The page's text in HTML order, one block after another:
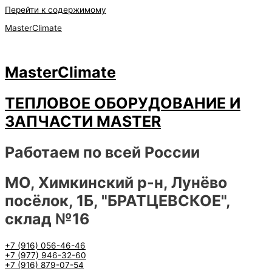
Перейти к содержимому
MasterClimate
MasterClimate
ТЕПЛОВОЕ ОБОРУДОВАНИЕ И
ЗАПЧАСТИ MASTER
Работаем по всей России
МО, Химкинский р-н, Лунёво
посёлок, 1Б, "БРАТЦЕВСКОЕ",
склад №16
+7 (916) 056-46-46
+7 (977) 946-32-60
+7 (916) 879-07-54